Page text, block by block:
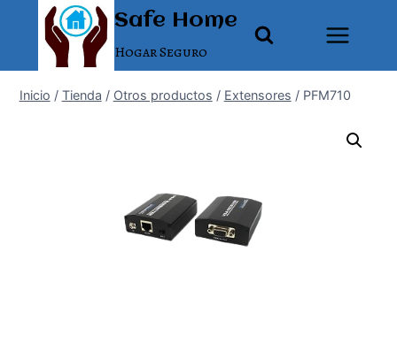
contenido
Safe Home
Hogar Seguro
Inicio / Tienda / Otros productos / Extensores / PFM710